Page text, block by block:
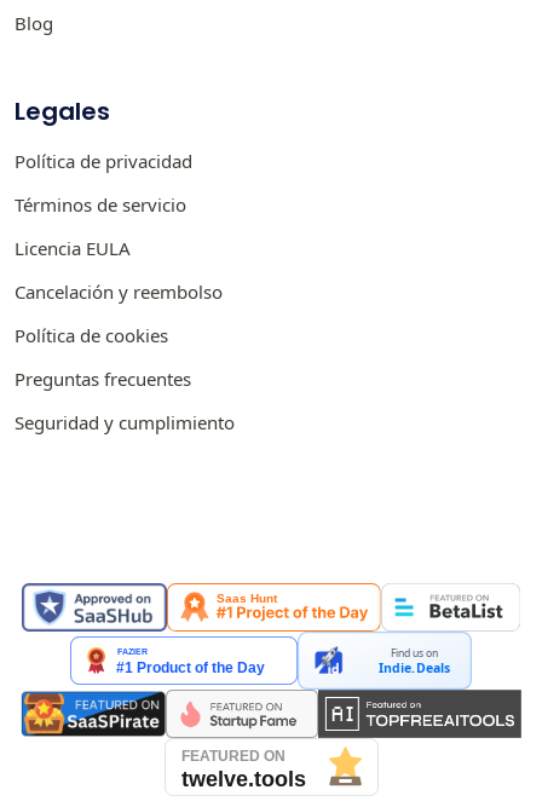
Blog
Legales
Política de privacidad
Términos de servicio
Licencia EULA
Cancelación y reembolso
Política de cookies
Preguntas frecuentes
Seguridad y cumplimiento
Find us on
Indie.Deals